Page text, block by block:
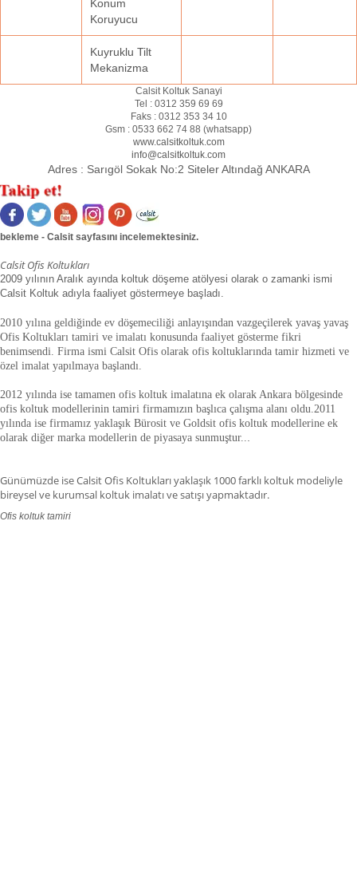
Konum
Koruyucu
Kuyruklu Tilt
Mekanizma
Calsit Koltuk Sanayi
Tel : 0312 359 69 69
Faks : 0312 353 34 10
Gsm : 0533 662 74 88 (whatsapp)
www.calsitkoltuk.com
info@calsitkoltuk.com
Adres : Sarıgöl Sokak No:2 Siteler Altındağ ANKARA
bekleme - Calsit sayfasını incelemektesiniz.
Calsit Ofis Koltukları
2009 yılının Aralık ayında koltuk döşeme atölyesi olarak o zamanki ismi
Calsit Koltuk adıyla faaliyet göstermeye başladı.
2010 yılına geldiğinde ev döşemeciliği anlayışından vazgeçilerek yavaş yavaş
Ofis Koltukları tamiri ve imalatı konusunda faaliyet gösterme fikri
benimsendi. Firma ismi Calsit Ofis olarak ofis koltuklarında tamir hizmeti ve
özel imalat yapılmaya başlandı.
2012 yılında ise tamamen ofis koltuk imalatına ek olarak Ankara bölgesinde
ofis koltuk modellerinin tamiri firmamızın başlıca çalışma alanı oldu.2011
yılında ise firmamız yaklaşık Bürosit ve Goldsit ofis koltuk modellerine ek
olarak diğer marka modellerin de piyasaya sunmuştur...
Günümüzde ise Calsit Ofis Koltukları yaklaşık 1000 farklı koltuk modeliyle
bireysel ve kurumsal koltuk imalatı ve satışı yapmaktadır.
Ofis koltuk tamiri